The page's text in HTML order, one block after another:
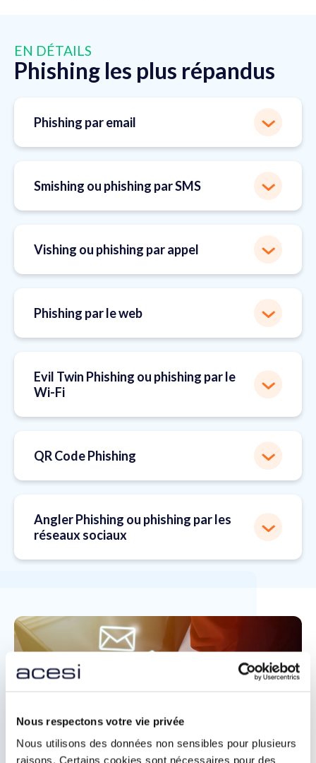
Nous respectons votre vie privée
Nous utilisons des données non sensibles pour plusieurs
raisons. Certains cookies sont nécessaires pour des
EN DÉTAILS
Phishing les plus répandus
Phishing par email
Smishing ou phishing par SMS
Vishing ou phishing par appel
Phishing par le web
Evil Twin Phishing ou phishing par le
Wi-Fi
QR Code Phishing
Angler Phishing ou phishing par les
réseaux sociaux